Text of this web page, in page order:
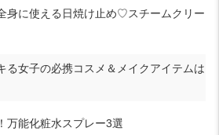
身に使える日焼け止め♡スチームクリー
る女子の必携コスメ＆メイクアイテムは
万能化粧水スプレー3選